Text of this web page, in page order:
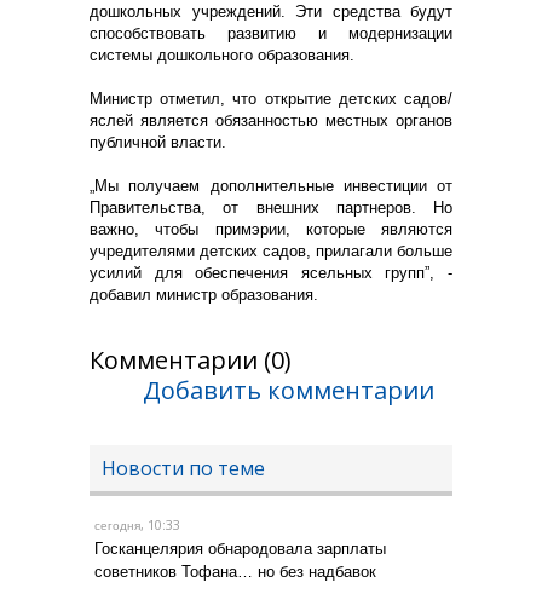
дошкольных учреждений. Эти средства будут
способствовать развитию и модернизации
системы дошкольного образования.
Министр отметил, что открытие детских садов/
яслей является обязанностью местных органов
публичной власти.
„Мы получаем дополнительные инвестиции от
Правительства, от внешних партнеров. Но
важно, чтобы примэрии, которые являются
учредителями детских садов, прилагали больше
усилий для обеспечения ясельных групп”, -
добавил министр образования.
Комментарии (0)
Добавить комментарии
Новости по теме
сегодня, 10:33
Госканцелярия обнародовала зарплаты
советников Тофана… но без надбавок